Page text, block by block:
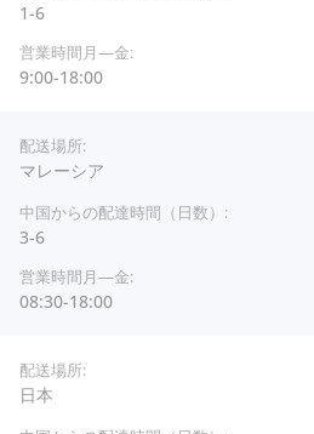
1-6
9:00-18:00
マレーシア
3-6
08:30-18:00
日本